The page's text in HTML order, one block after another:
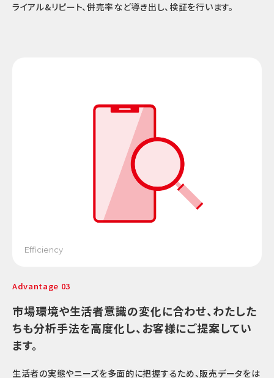
ライアル&リピート、併売率など導き出し、検証を行います。
Efficiency
Advantage 03
市場環境や生活者意識の変化に合わせ、わたした
ちも分析手法を高度化し、お客様にご提案してい
ます。
生活者の実態やニーズを多面的に把握するため、販売データをは